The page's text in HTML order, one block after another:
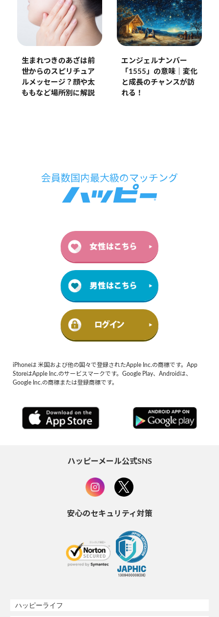
生まれつきのあざは前
世からのスピリチュア
ルメッセージ？顔や太
ももなど場所別に解説
エンジェルナンバー
「1555」の意味｜変化
と成長のチャンスが訪
れる！
iPhoneは 米国および他の国々で登録されたApple Inc.の商標です。App
StoreはApple Inc.のサービスマークです。Google Play、Androidは、
Google Inc.の商標または登録商標です。
ハッピーメール公式SNS
安心のセキュリティ対策
ハッピーライフ